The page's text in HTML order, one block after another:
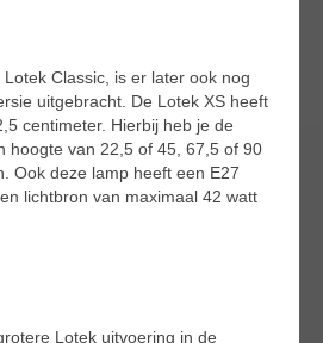
Classic, is er later ook nog
uitgebracht. De Lotek XS heeft
centimeter. Hierbij heb je de
hoogte van 22,5 of 45, 67,5 of 90
Ook deze lamp heeft een E27
lichtbron van maximaal 42 watt
Lotek uitvoering in de